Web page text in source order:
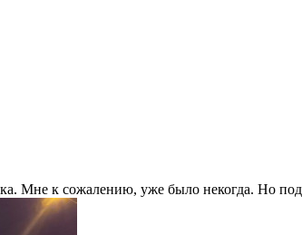
Мне к сожалению, уже было некогда. Но